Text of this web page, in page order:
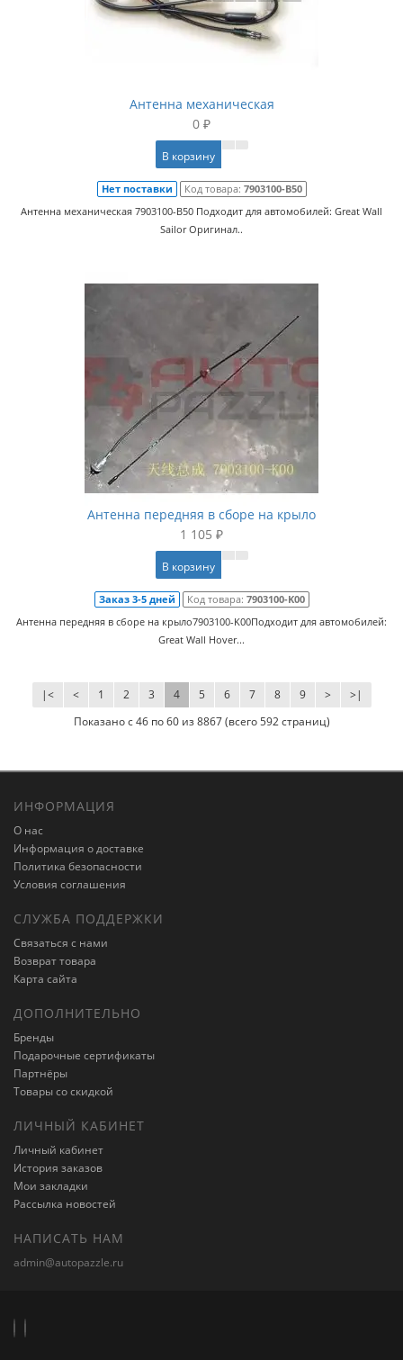
Антенна механическая
0 ₽
В корзину
Нет поставки Код товара: 7903100-B50
Антенна механическая 7903100-B50 Подходит для автомобилей: Great Wall
Sailor Оригинал..
Антенна передняя в сборе на крыло
1 105 ₽
В корзину
Заказ 3-5 дней Код товара: 7903100-K00
Антенна передняя в сборе на крыло7903100-K00Подходит для автомобилей:
Great Wall Hover...
|< < 1 2 3 4 5 6 7 8 9 > >|
Показано с 46 по 60 из 8867 (всего 592 страниц)
ИНФОРМАЦИЯ
О нас
Информация о доставке
Политика безопасности
Условия соглашения
СЛУЖБА ПОДДЕРЖКИ
Связаться с нами
Возврат товара
Карта сайта
ДОПОЛНИТЕЛЬНО
Бренды
Подарочные сертификаты
Партнёры
Товары со скидкой
ЛИЧНЫЙ КАБИНЕТ
Личный кабинет
История заказов
Мои закладки
Рассылка новостей
НАПИСАТЬ НАМ
admin@autopazzle.ru